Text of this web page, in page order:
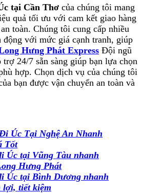
tại Cần Thơ của chúng tôi mang
quả tối ưu với cam kết giao hàng
toàn. Chúng tôi cung cấp nhiều
với mức giá cạnh tranh, giúp
Hưng Phát Express Đội ngũ
24/7 sẵn sàng giúp bạn lựa chọn
hợp. Chọn dịch vụ của chúng tôi
bạn được vận chuyển an toàn và
Úc Tại Nghệ An Nhanh
Tốt
Úc tại Vũng Tàu nhanh
Hưng Phát
Úc tại Bình Dương nhanh
lợi, tiết kiệm